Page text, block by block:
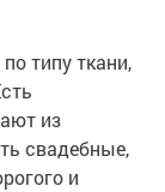
типу ткани,
из
свадебные,
и